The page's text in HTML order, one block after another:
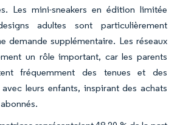
Les mini-sneakers en édition limitée
adultes sont particulièrement
demande supplémentaire. Les réseaux
un rôle important, car les parents
fréquemment des tenues et des
leurs enfants, inspirant des achats